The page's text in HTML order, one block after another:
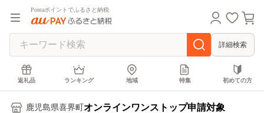
Pontaポイントでふるさと納税
詳細検索
返礼品 ランキング 地域 特集 初めての方
鹿児島県喜界町 オンラインワンストップ申請対象